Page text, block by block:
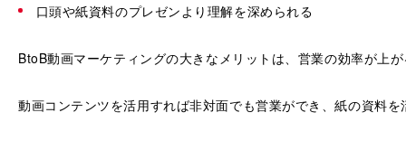
口頭や紙資料のプレゼンより理解を深められる
BtoB動画マーケティングの大きなメリットは、営業の効率が上
動画コンテンツを活用すれば非対面でも営業ができ、紙の資料